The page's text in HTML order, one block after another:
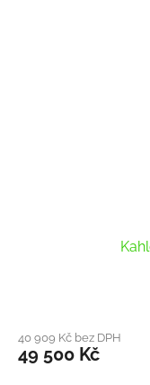
40 909 Kč bez DPH
49 500 Kč